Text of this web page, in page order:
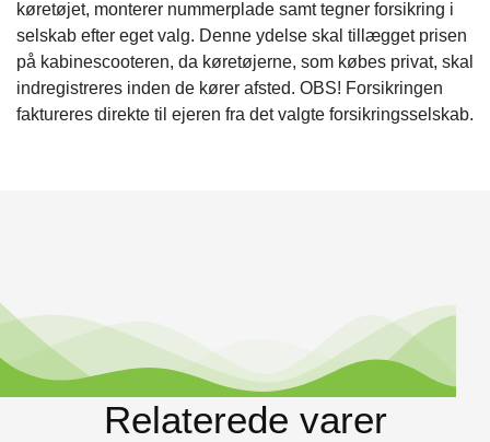
køretøjet, monterer nummerplade samt tegner forsikring i
selskab efter eget valg. Denne ydelse skal tillægget prisen
på kabinescooteren, da køretøjerne, som købes privat, skal
indregistreres inden de kører afsted. OBS! Forsikringen
faktureres direkte til ejeren fra det valgte forsikringsselskab.
Relaterede varer